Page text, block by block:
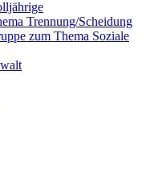
Trennung/Scheidung
zum Thema Soziale